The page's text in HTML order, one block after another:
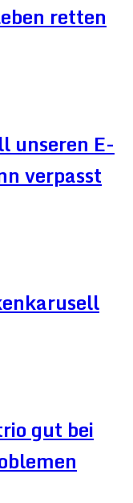
retten
unseren E-
verpasst
gut bei